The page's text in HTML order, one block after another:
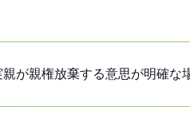
が親権放棄する意思が明確な